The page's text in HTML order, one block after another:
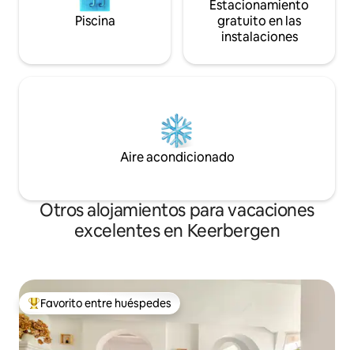
Piscina
Estacionamiento
gratuito en las
instalaciones
Aire acondicionado
Otros alojamientos para vacaciones
excelentes en Keerbergen
Favorito entre huéspedes preferido
Favorito entre huéspedes